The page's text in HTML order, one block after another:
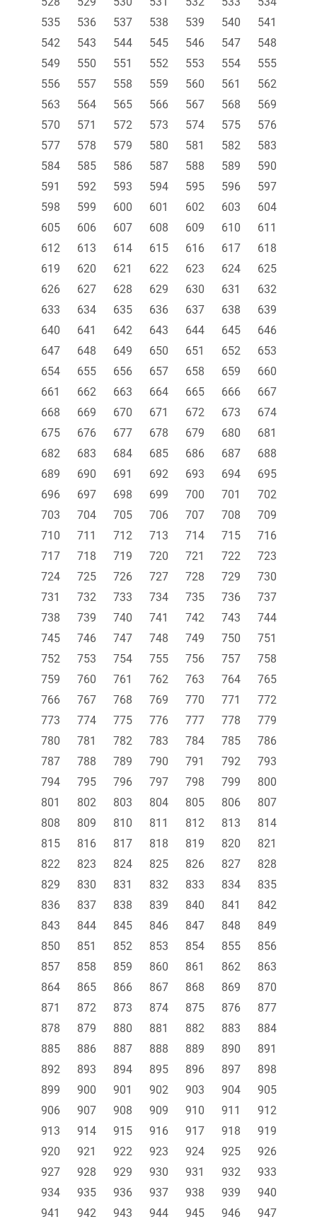
535
536 537 538 539 540
541
542
543 544 545 546 547
548
549
550 551 552 553 554
555
556
557 558 559 560 561
562
563
564 565 566 567 568
569
570
571 572 573 574 575
576
577
578 579 580 581 582
583
584
585 586 587 588 589
590
591
592 593 594 595 596
597
598
599 600 601 602 603
604
605
606 607 608 609 610
611
612
613 614 615 616 617
618
619
620 621 622 623 624
625
626
627 628 629 630 631
632
633
634 635 636 637 638
639
640
641 642 643 644 645
646
647
648 649 650 651 652
653
654
655 656 657 658 659
660
661
662 663 664 665 666
667
668
669 670 671 672 673
674
675
676 677 678 679 680
681
682
683 684 685 686 687
688
689
690 691 692 693 694
695
696
697 698 699 700 701
702
703
704 705 706 707 708
709
710
711 712 713 714 715
716
717
718 719 720 721 722
723
724
725 726 727 728 729
730
731
732 733 734 735 736
737
738
739 740 741 742 743
744
745
746 747 748 749 750
751
752
753 754 755 756 757
758
759
760 761 762 763 764
765
766
767 768 769 770 771
772
773
774 775 776 777 778
779
780
781 782 783 784 785
786
787
788 789 790 791 792
793
794
795 796 797 798 799
800
801
802 803 804 805 806
807
808
809 810 811 812 813
814
815
816 817 818 819 820
821
822
823 824 825 826 827
828
829
830 831 832 833 834
835
836
837 838 839 840 841
842
843
844 845 846 847 848
849
850
851 852 853 854 855
856
857
858 859 860 861 862
863
864
865 866 867 868 869
870
871
872 873 874 875 876
877
878
879 880 881 882 883
884
885
886 887 888 889 890
891
892
893 894 895 896 897
898
899
900 901 902 903 904
905
906
907 908 909 910 911
912
913
914 915 916 917 918
919
920
921 922 923 924 925
926
927
928 929 930 931 932
933
934
935 936 937 938 939
940
941
942 943 944 945 946
947